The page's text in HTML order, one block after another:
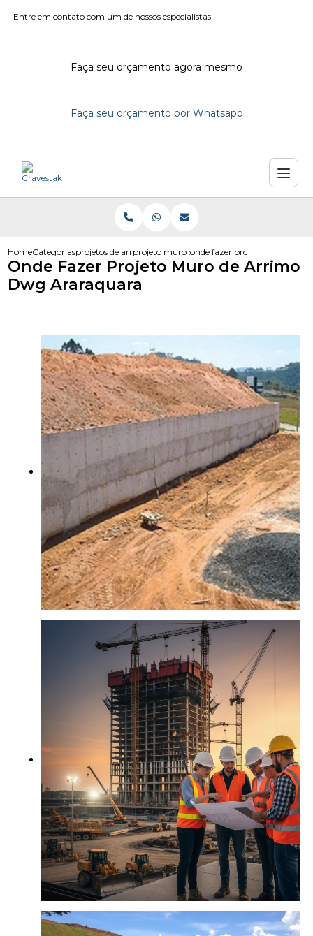
Entre em contato com um de nossos especialistas!
Faça seu orçamento agora mesmo
Faça seu orçamento por Whatsapp
HomeCategoriasprojetos de arrimoprojeto muro de arrimo dwg
onde fazer projeto muro de
Onde Fazer Projeto Muro de Arrimo
Dwg Araraquara